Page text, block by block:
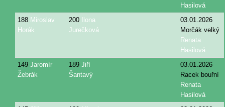
Hasilová
188 Miroslav
Horák
200
Ilona
Jurečková
03.01.2026
Morčák velký
Renata
Hasilová
149 Jaromír
Žebrák
189 Jiří
Šantavý
03.01.2026
Racek bouřní
Renata
Hasilová